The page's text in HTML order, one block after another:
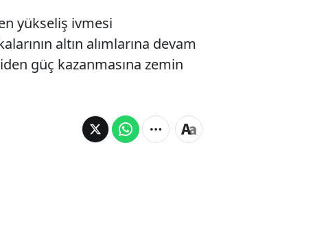
yükseliş ivmesi
altın alımlarına devam
güç kazanmasına zemin